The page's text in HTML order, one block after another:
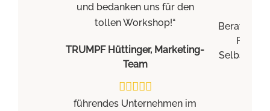
und bedanken uns für den
tollen Workshop!“
TRUMPF Hüttinger, Marketing-
Team
führendes Unternehmen im
Beratung